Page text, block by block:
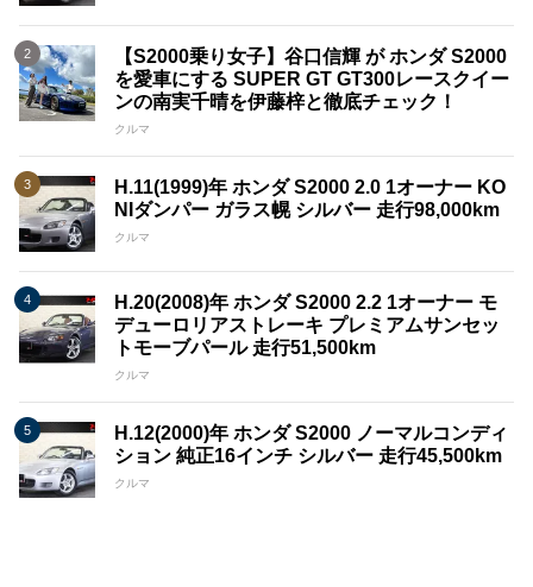
【S2000乗り女子】谷口信輝 が ホンダ S2000
を愛車にする SUPER GT GT300レースクイー
ンの南実千晴を伊藤梓と徹底チェック！
クルマ
H.11(1999)年 ホンダ S2000 2.0 1オーナー KO
NIダンパー ガラス幌 シルバー 走行98,000km
クルマ
H.20(2008)年 ホンダ S2000 2.2 1オーナー モ
デューロリアストレーキ プレミアムサンセッ
トモーブパール 走行51,500km
クルマ
H.12(2000)年 ホンダ S2000 ノーマルコンディ
ション 純正16インチ シルバー 走行45,500km
クルマ